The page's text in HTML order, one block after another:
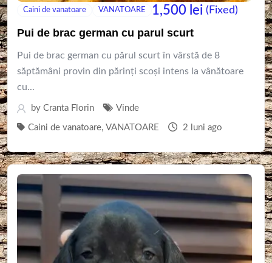
Caini de vanatoare VANATOARE 1,500 lei (Fixed)
Pui de brac german cu parul scurt
Pui de brac german cu părul scurt în vârstă de 8
săptămâni provin din părinți scoși intens la vânătoare
cu...
by Cranta Florin Vinde
Caini de vanatoare, VANATOARE 2 luni ago